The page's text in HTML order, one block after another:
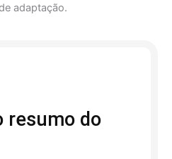
adaptação.
resumo do